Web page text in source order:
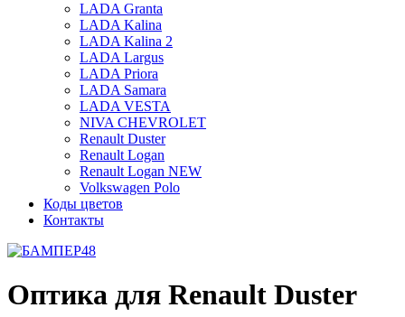
LADA Granta
LADA Kalina
LADA Kalina 2
LADA Largus
LADA Priora
LADA Samara
LADA VESTA
NIVA CHEVROLET
Renault Duster
Renault Logan
Renault Logan NEW
Volkswagen Polo
Коды цветов
Контакты
Оптика для Renault Duster